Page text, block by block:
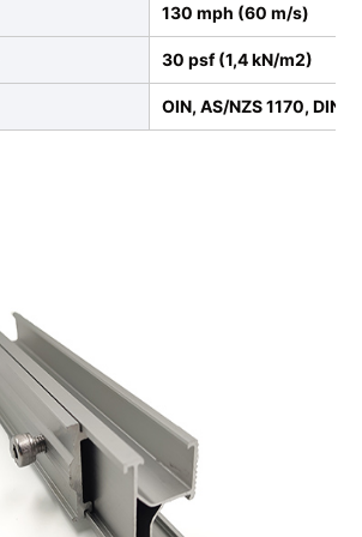
130 mph (60 m/s)
30 psf (1,4 kN/m2)
OIN, AS/NZS 1170, DIN